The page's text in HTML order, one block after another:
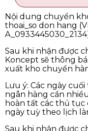
Nội dung chuyển
thoai_so don hang
Sau khi nhận được
Koncept sẽ thông
xuất kho chuyển
Lưu ý: Các ngày
ngân hàng cần
hoàn tất các thủ tục
ngày tuỳ theo lịch
Sau khi nhận được